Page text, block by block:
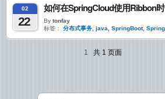
02
22 By tonfay
标签：
分布式事务 java SpringBoot,
1 共 1 页面